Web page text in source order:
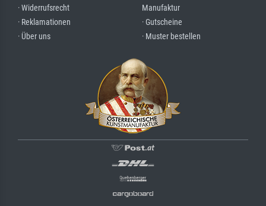
· Widerrufsrecht
· Reklamationen
· Über uns
Manufaktur
· Gutscheine
· Muster bestellen